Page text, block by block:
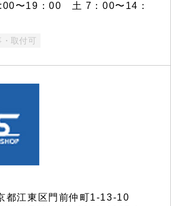
〜19：00 土 7：00〜14：
・取付可
江東区門前仲町1-13-10